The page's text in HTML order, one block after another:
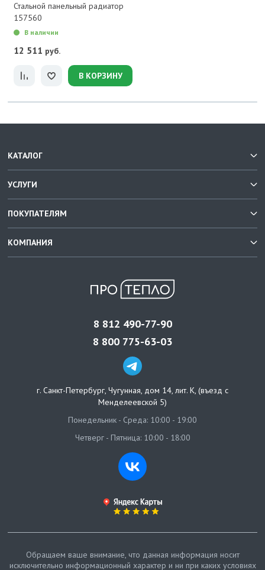
Стальной панельный радиатор
157560
В наличии
12 511 руб.
В КОРЗИНУ
КАТАЛОГ
УСЛУГИ
ПОКУПАТЕЛЯМ
КОМПАНИЯ
8 812 490-77-90
8 800 775-63-03
г. Санкт-Петербург, Чугунная, дом 14, лит. К, (въезд с
Менделеевской 5)
Понедельник - Среда: 10:00 - 19:00
Четверг - Пятница: 10:00 - 18:00
Обращаем ваше внимание, что данная информация носит
исключительно информационный характер и ни при каких условиях